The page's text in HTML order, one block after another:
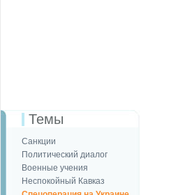
Темы
Санкции
Политический диалог
Военные учения
Неспокойный Кавказ